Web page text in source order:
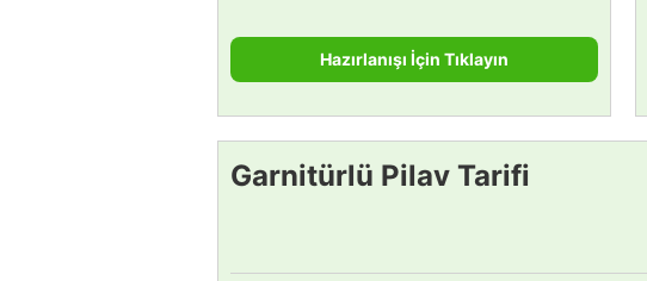
Hazırlanışı İçin Tıklayın
Garnitürlü Pilav Tarifi